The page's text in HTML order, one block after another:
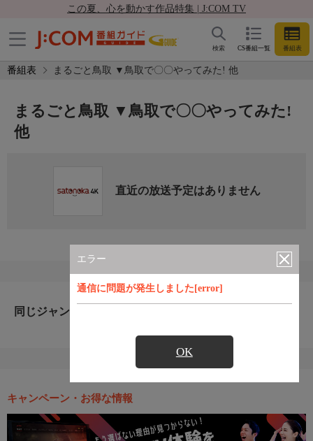
この夏、心を動かす作品特集 | J:COM TV
CS番組一覧 番組表
検索
番組表 まるごと鳥取 ▼鳥取で〇〇やってみた! 他
エラー
通信に問題が発生しました[error]
OK
まるごと鳥取 ▼鳥取で〇〇やってみた!
他
直近の放送予定はありません
同じジャンルのおすすめ番組
キャンペーン・お得な情報